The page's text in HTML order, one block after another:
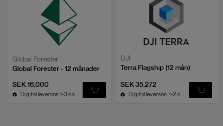
Global Forester
Global Forester - 12 månader
SEK 16,000
Digital leverans 1-3 dagar
DJI
Terra Flagship (12 mån)
SEK 35,272
Digital leverans. 1-2 dagar.